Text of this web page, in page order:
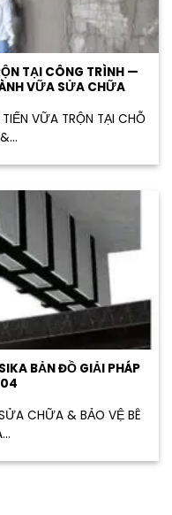
TẠI CÔNG TRÌNH —
VỮA SỬA CHỮA
VỮA TRỘN TẠI CHỖ
BẢN ĐỒ GIẢI PHÁP
CHỮA & BẢO VỆ BÊ